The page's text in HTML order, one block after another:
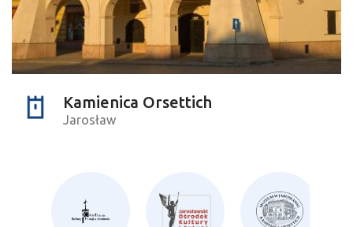
Kamienica Orsettich
Jarosław